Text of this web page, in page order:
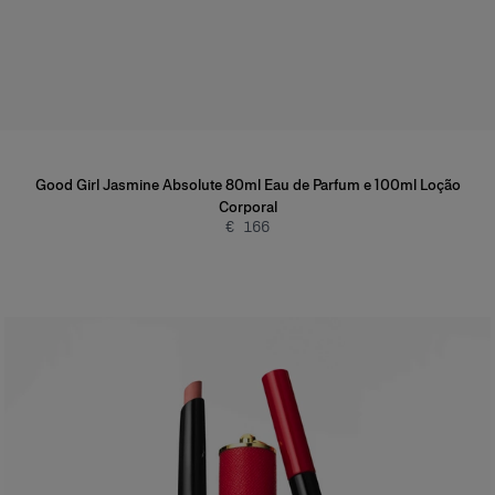
Good Girl Jasmine Absolute 80ml Eau de Parfum e 100ml Loção
Corporal
€ 166